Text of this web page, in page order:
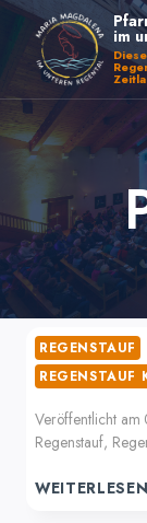
Zum
Inhalt
springen
im
REGENSTAUF
REGENSTAUF
Veröffentlicht am
Regenstauf,